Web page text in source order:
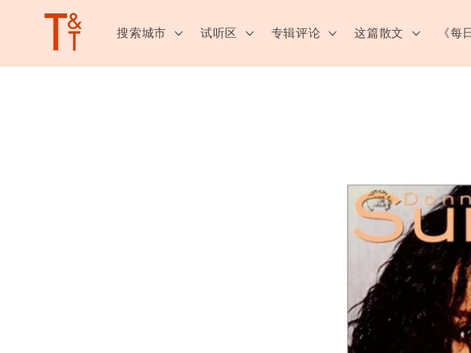
跳至内
搜索城市 试听区 专辑评论 这篇散文 《每